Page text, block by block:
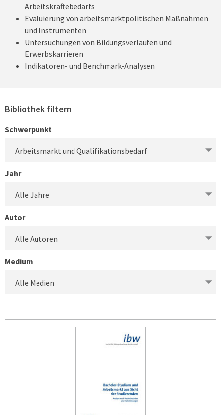
Arbeitskräftebedarfs
Evaluierung von arbeitsmarktpolitischen Maßnahmen
und Instrumenten
Untersuchungen von Bildungsverläufen und
Erwerbskarrieren
Indikatoren- und Benchmark-Analysen
Bibliothek filtern
Schwerpunkt
Arbeitsmarkt und Qualifikationsbedarf
Jahr
Alle Jahre
Autor
Alle Autoren
Medium
Alle Medien